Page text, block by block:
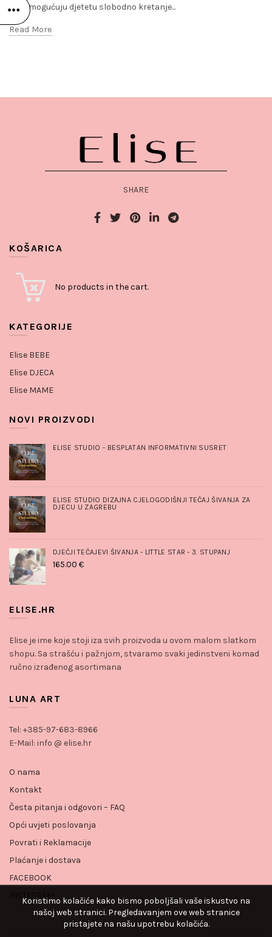
što omogućuju djetetu slobodno kretanje...
Read More
SHARE
KOŠARICA
No products in the cart.
KATEGORIJE
Elise BEBE
Elise DJECA
Elise MAME
NOVI PROIZVODI
ELISE STUDIO - BESPLATAN INFORMATIVNI SUSRET
ELISE STUDIO DIZAJNA CJELOGODIŠNJI TEČAJ ŠIVANJA ZA
DJECU U ZAGREBU
DJEČJI TEČAJEVI ŠIVANJA - LITTLE STAR - 3. STUPANJ
165.00 €
ELISE.HR
Elise je ime koje stoji iza svih proizvoda u ovom malom slatkom
shopu. Sa strašću i pažnjom, stvaramo svaki jedinstveni komad
ručno izrađenog asortimana
LUNA ART
Tel: +385-97-683-8966
E-Mail: info @ elise.hr
O nama
Kontakt
Česta pitanja i odgovori – FAQ
Opći uvjeti poslovanja
Povrati i Reklamacije
Plaćanje i dostava
FACEBOOK
INSTAGRAM
Koristimo kolačiće kako bismo poboljšali vaše iskustvo na
našoj web stranici. Pregledavanjem ove web stranice
pristajete na našu upotrebu kolačića.